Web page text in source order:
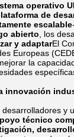
operativo
de
escalable
abierto , los
y adaptarEl
Europeas
la
innovación
y
técnico